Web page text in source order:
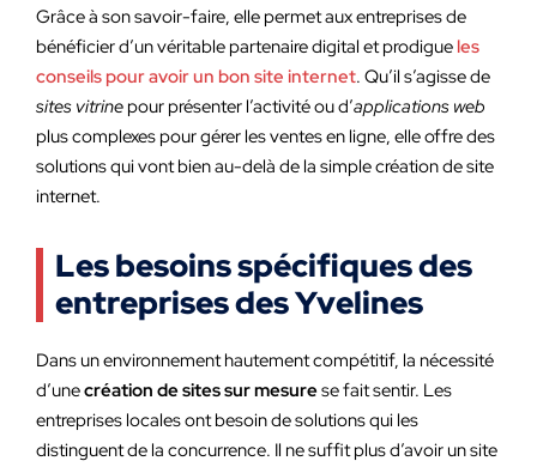
Grâce à son savoir-faire, elle permet aux entreprises de
bénéficier d’un véritable partenaire digital et prodigue les
conseils pour avoir un bon site internet. Qu’il s’agisse de
sites vitrine pour présenter l’activité ou d’applications web
plus complexes pour gérer les ventes en ligne, elle offre des
solutions qui vont bien au-delà de la simple création de site
internet.
Les besoins spécifiques des
entreprises des Yvelines
Dans un environnement hautement compétitif, la nécessité
d’unecréation de sites sur mesurese fait sentir. Les
entreprises locales ont besoin de solutions qui les
distinguent de la concurrence. Il ne suffit plus d’avoir un site